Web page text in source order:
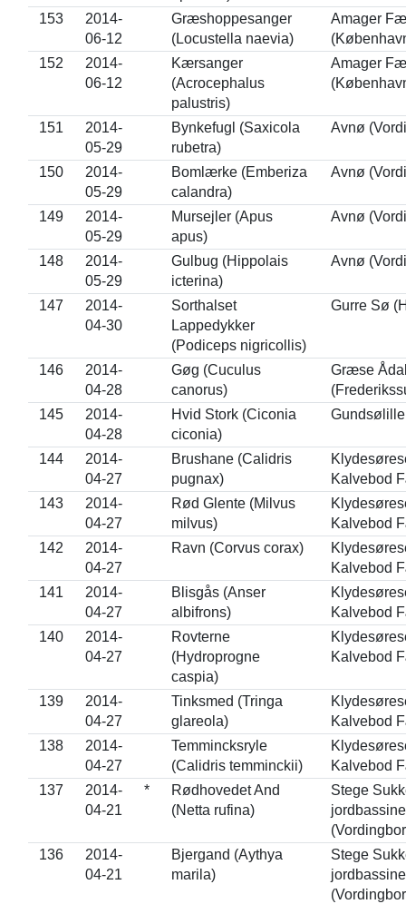
153
2014-
06-12
Græshoppesanger
(Locustella naevia)
Amager
152
2014-
06-12
Kærsanger
(Acrocephalus
palustris)
Amager
151
2014-
05-29
Bynkefugl (Saxicola
rubetra)
Avnø
150
2014-
05-29
Bomlærke (Emberiza
calandra)
Avnø
149
2014-
05-29
Mursejler (Apus
apus)
Avnø
148
2014-
05-29
Gulbug (Hippolais
icterina)
Avnø
147
2014-
04-30
Sorthalset
Lappedykker
(Podiceps nigricollis)
Gurre Sø
146
2014-
04-28
Gøg (Cuculus
canorus)
Græse
145
2014-
04-28
Hvid Stork (Ciconia
ciconia)
144
2014-
04-27
Brushane (Calidris
pugnax)
Kalvebod
143
2014-
04-27
Rød Glente (Milvus
milvus)
Kalvebod
142
2014-
04-27
Ravn (Corvus corax)
Kalvebod
141
2014-
04-27
Blisgås (Anser
albifrons)
Kalvebod
140
2014-
04-27
Rovterne
(Hydroprogne
caspia)
Kalvebod
139
2014-
04-27
Tinksmed (Tringa
glareola)
Kalvebod
138
2014-
04-27
Temmincksryle
(Calidris temminckii)
Kalvebod
137
2014-
04-21
*
Rødhovedet And
(Netta rufina)
Stege
136
2014-
04-21
Bjergand (Aythya
marila)
Stege